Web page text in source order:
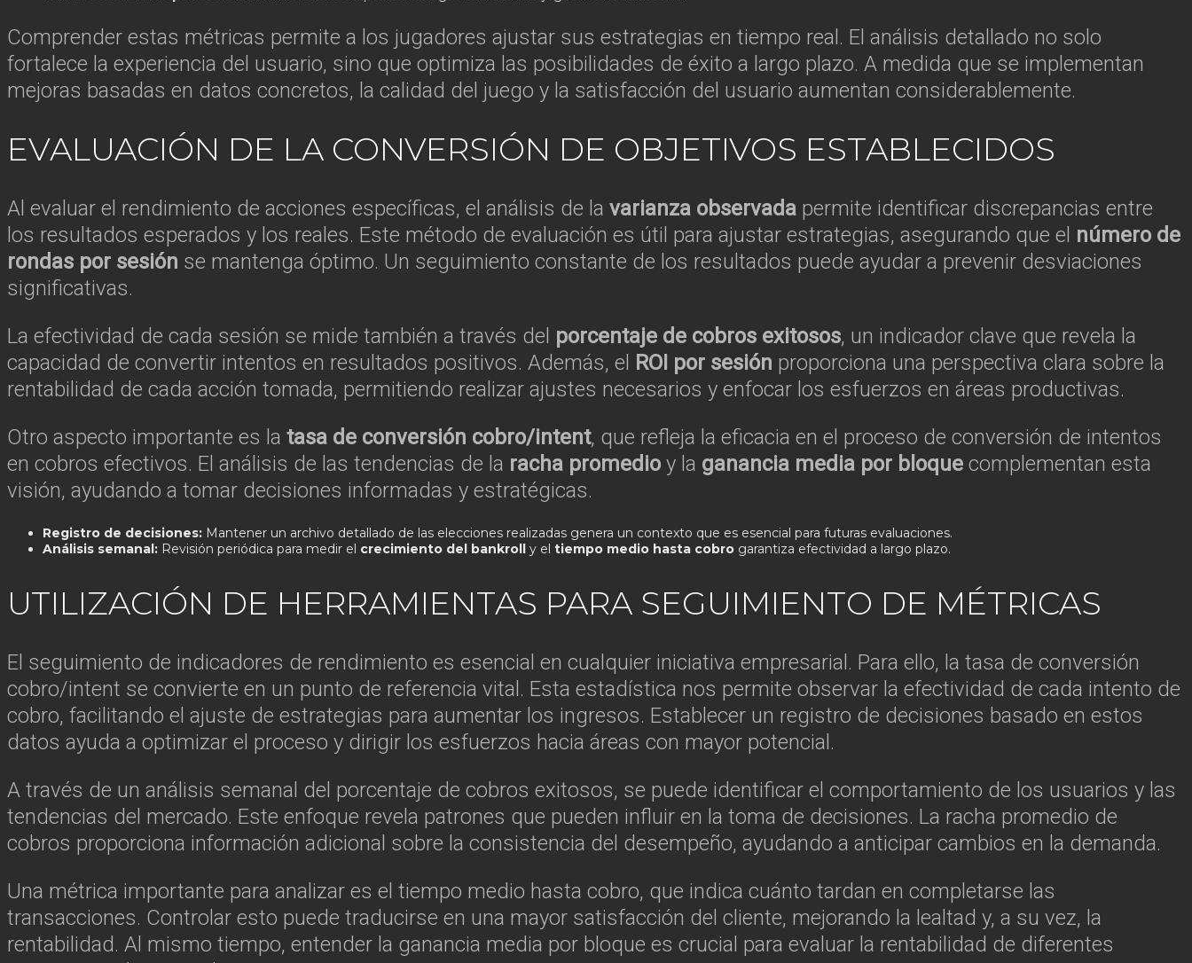
Comprender estas métricas permite a los jugadores ajustar sus estrategias en tiempo real. El análisis detallado no solo
fortalece la experiencia del usuario, sino que optimiza las posibilidades de éxito a largo plazo. A medida que se implementan
mejoras basadas en datos concretos, la calidad del juego y la satisfacción del usuario aumentan considerablemente.
EVALUACIÓN DE LA CONVERSIÓN DE OBJETIVOS ESTABLECIDOS
Al evaluar el rendimiento de acciones específicas, el análisis de la varianza observada permite identificar discrepancias entre
los resultados esperados y los reales. Este método de evaluación es útil para ajustar estrategias, asegurando que el número de
rondas por sesión se mantenga óptimo. Un seguimiento constante de los resultados puede ayudar a prevenir desviaciones
significativas.
La efectividad de cada sesión se mide también a través del porcentaje de cobros exitosos, un indicador clave que revela la
capacidad de convertir intentos en resultados positivos. Además, el
ROI por sesión proporciona una perspectiva clara sobre la
rentabilidad de cada acción tomada, permitiendo realizar ajustes necesarios y enfocar los esfuerzos en áreas productivas.
Otro aspecto importante es la tasa de conversión cobro/intent, que refleja la eficacia en el proceso de conversión de intentos
en cobros efectivos. El análisis de las tendencias de la racha promedio y la ganancia media por bloque complementan esta
visión, ayudando a tomar decisiones informadas y estratégicas.
Registro de decisiones: Mantener un archivo detallado de las elecciones realizadas genera un contexto que es esencial para futuras evaluaciones.
Análisis semanal: Revisión periódica para medir el crecimiento del bankroll y el tiempo medio hasta cobro garantiza efectividad a largo plazo.
UTILIZACIÓN DE HERRAMIENTAS PARA SEGUIMIENTO DE MÉTRICAS
El seguimiento de indicadores de rendimiento es esencial en cualquier iniciativa empresarial. Para ello, la tasa de conversión
cobro/intent se convierte en un punto de referencia vital. Esta estadística nos permite observar la efectividad de cada intento de
cobro, facilitando el ajuste de estrategias para aumentar los ingresos. Establecer un registro de decisiones basado en estos
datos ayuda a optimizar el proceso y dirigir los esfuerzos hacia áreas con mayor potencial.
A través de un análisis semanal del porcentaje de cobros exitosos, se puede identificar el comportamiento de los usuarios y las
tendencias del mercado. Este enfoque revela patrones que pueden influir en la toma de decisiones. La racha promedio de
cobros proporciona información adicional sobre la consistencia del desempeño, ayudando a anticipar cambios en la demanda.
Una métrica importante para analizar es el tiempo medio hasta cobro, que indica cuánto tardan en completarse las
transacciones. Controlar esto puede traducirse en una mayor satisfacción del cliente, mejorando la lealtad y, a su vez, la
rentabilidad. Al mismo tiempo, entender la ganancia media por bloque es crucial para evaluar la rentabilidad de diferentes